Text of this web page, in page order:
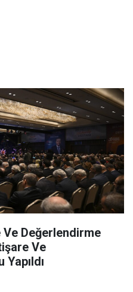
Değerlendirme
Ve